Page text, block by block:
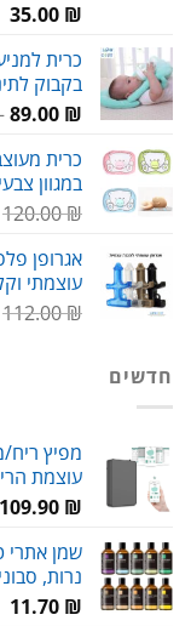
35.00 ₪
כרית
בקבוק לתינוק -
89.00 ₪
כרית
במגוון צבעים -
120.00₪
אגרופן
עוצמתי
112.00₪
חדשים
מפיץ
עוצמת
109.90 ₪
נרות,
11.70 ₪